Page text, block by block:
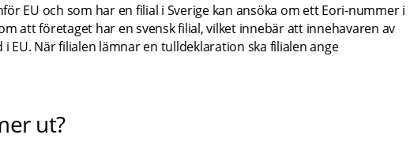
EU och som har en filial i Sverige kan ansöka om ett Eori-nummer i
att företaget har en svensk filial, vilket innebär att innehavaren av
EU. När filialen lämnar en tulldeklaration ska filialen ange
ut?